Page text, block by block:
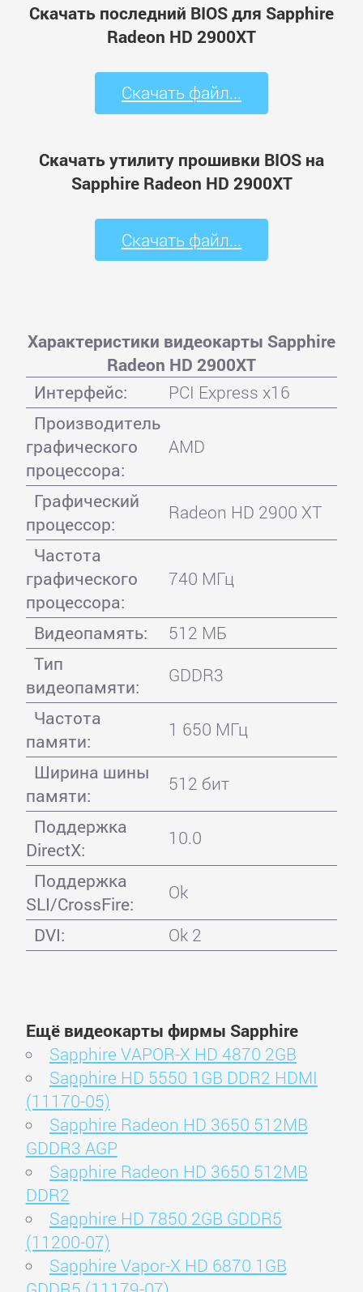
Скачать последний BIOS для Sapphire
Radeon HD 2900XT
Скачать файл...
Скачать утилиту прошивки BIOS на
Sapphire Radeon HD 2900XT
Скачать файл...
Характеристики видеокарты Sapphire
Radeon HD 2900XT
Интерфейс:
PCI Express x16
Производитель
графического
процессора:
AMD
Графический
процессор:
Radeon HD 2900 XT
Частота
графического
процессора:
740 МГц
Видеопамять:
512 МБ
Тип
видеопамяти:
GDDR3
Частота
памяти:
1 650 МГц
Ширина шины
памяти:
512 бит
Поддержка
DirectX:
10.0
Поддержка
SLI/CrossFire:
Ok
DVI:
Ok 2
Ещё видеокарты фирмы Sapphire
Sapphire VAPOR-X HD 4870 2GB
Sapphire HD 5550 1GB DDR2 HDMI
(11170-05)
Sapphire Radeon HD 3650 512MB
GDDR3 AGP
Sapphire Radeon HD 3650 512MB
DDR2
Sapphire HD 7850 2GB GDDR5
(11200-07)
Sapphire Vapor-X HD 6870 1GB